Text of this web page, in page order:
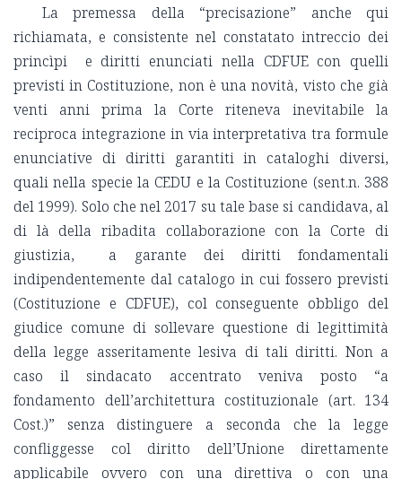
La premessa della “precisazione” anche qui
richiamata, e consistente nel constatato intreccio dei
princìpi e diritti enunciati nella CDFUE con quelli
previsti in Costituzione, non è una novità, visto che già
venti anni prima la Corte riteneva inevitabile la
reciproca integrazione in via interpretativa tra formule
enunciative di diritti garantiti in cataloghi diversi,
quali nella specie la CEDU e la Costituzione (sent.n. 388
del 1999). Solo che nel 2017 su tale base si candidava, al
di là della ribadita collaborazione con la Corte di
giustizia, a garante dei diritti fondamentali
indipendentemente dal catalogo in cui fossero previsti
(Costituzione e CDFUE), col conseguente obbligo del
giudice comune di sollevare questione di legittimità
della legge asseritamente lesiva di tali diritti. Non a
caso il sindacato accentrato veniva posto “a
fondamento dell’architettura costituzionale (art. 134
Cost.)” senza distinguere a seconda che la legge
confliggesse col diritto dell’Unione direttamente
applicabile ovvero con una direttiva o con una